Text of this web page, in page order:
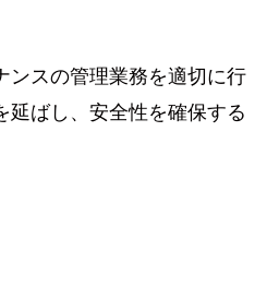
ンスの管理業務を適切に行
延ばし、安全性を確保する